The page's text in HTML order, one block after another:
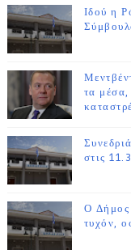
Ιδού η
τα μέσα,
στις
Ο Δήμος
τυχόν,